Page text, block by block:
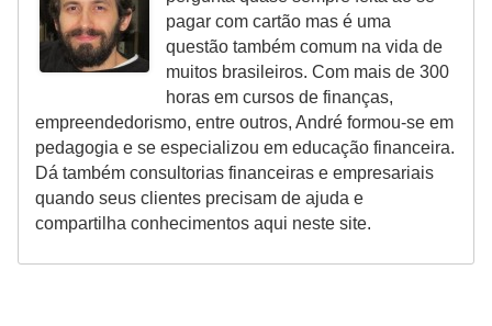
pagar com cartão mas é uma
questão também comum na vida de
muitos brasileiros. Com mais de 300
horas em cursos de finanças,
empreendedorismo, entre outros, André formou-se em
pedagogia e se especializou em educação financeira.
Dá também consultorias financeiras e empresariais
quando seus clientes precisam de ajuda e
compartilha conhecimentos aqui neste site.